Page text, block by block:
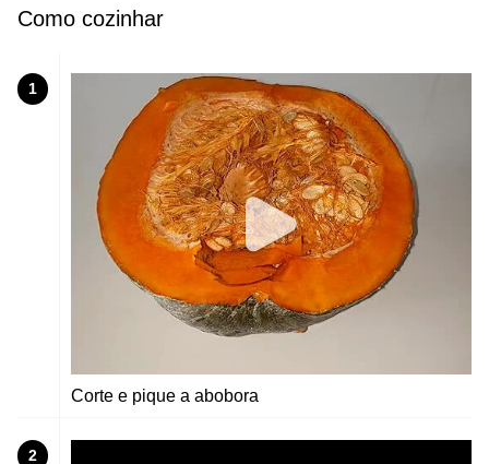
Como cozinhar
1
Corte e pique a abobora
2